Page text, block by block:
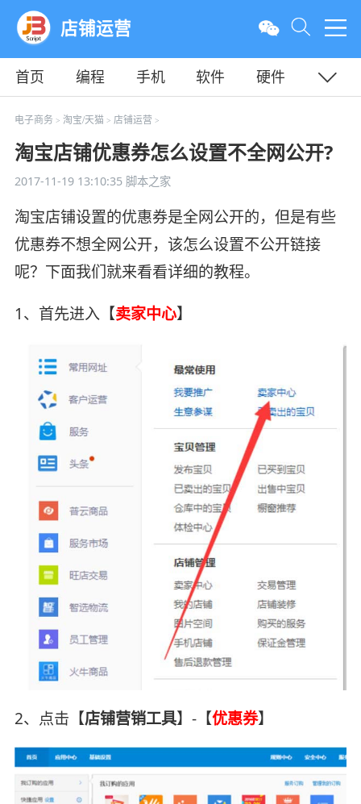
店铺运营
首页 编程 手机 软件
硬件
教程
平面 服务器
电子商务 > 淘宝/天猫 > 店铺运营 >
淘宝店铺优惠券怎么设置不全网公开?
2017-11-19 13:10:35脚本之家
淘宝店铺设置的优惠券是全网公开的，但是有些
优惠券不想全网公开，该怎么设置不公开链接
呢？下面我们就来看看详细的教程。
1、首先进入【卖家中心】
2、点击【店铺营销工具】-【优惠券】